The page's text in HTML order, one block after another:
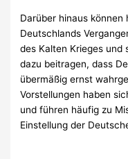
Darüber hinaus
Deutschlands
des Kalten Krieges und
dazu beitragen, dass
übermäßig ernst
Vorstellungen haben
und führen häufig zu
Einstellung der